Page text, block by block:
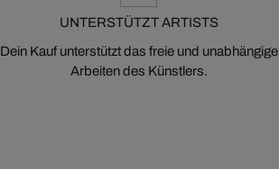
UNTERSTÜTZT ARTISTS
Dein Kauf unterstützt das freie und unabhängige
Arbeiten des Künstlers.